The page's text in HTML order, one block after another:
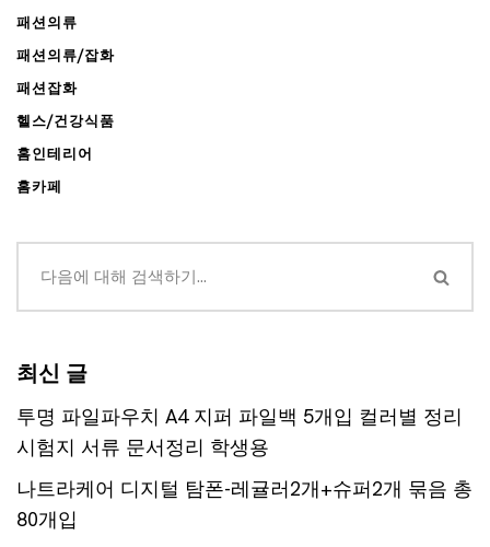
패션의류
패션의류/잡화
패션잡화
헬스/건강식품
홈인테리어
홈카페
최신 글
투명 파일파우치 A4 지퍼 파일백 5개입 컬러별 정리
시험지 서류 문서정리 학생용
나트라케어 디지털 탐폰-레귤러2개+슈퍼2개 묶음 총
80개입